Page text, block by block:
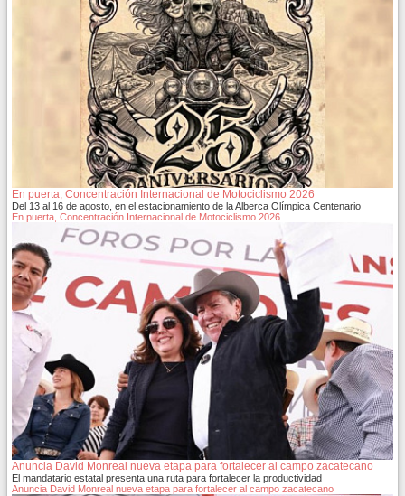
En puerta, Concentración Internacional de Motociclismo 2026
Del 13 al 16 de agosto, en el estacionamiento de la Alberca Olímpica Centenario
En puerta, Concentración Internacional de Motociclismo 2026
Anuncia David Monreal nueva etapa para fortalecer al campo zacatecano
El mandatario estatal presenta una ruta para fortalecer la productividad
Anuncia David Monreal nueva etapa para fortalecer al campo zacatecano